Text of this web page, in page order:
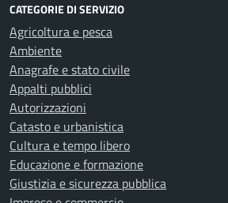
CATEGORIE DI SERVIZIO
Agricoltura e pesca
Ambiente
Anagrafe e stato civile
Appalti pubblici
Autorizzazioni
Catasto e urbanistica
Cultura e tempo libero
Educazione e formazione
Giustizia e sicurezza pubblica